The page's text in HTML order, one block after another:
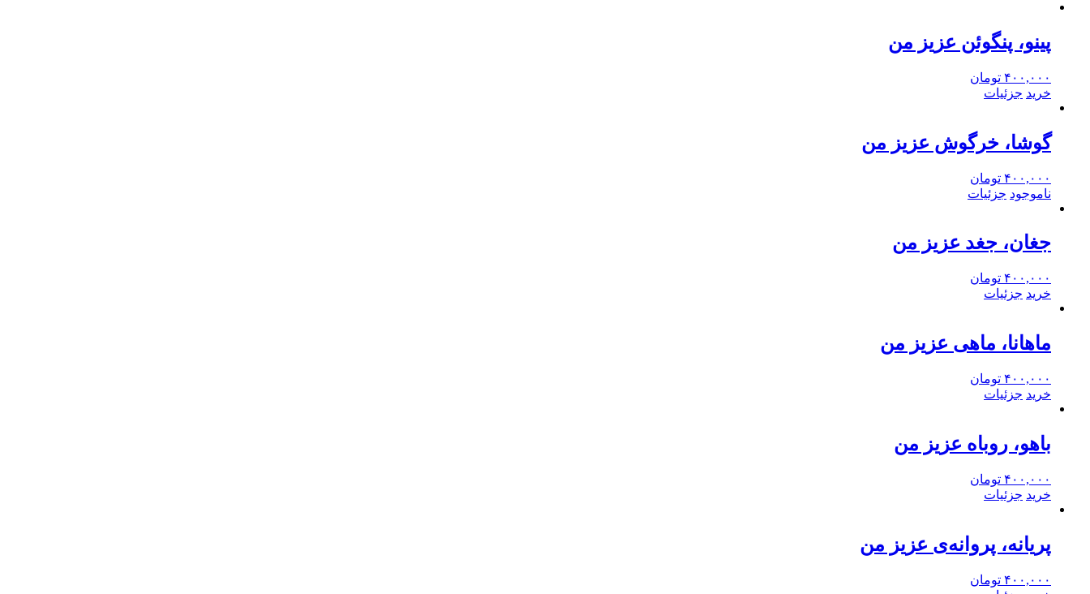
پینو، پنگوئن عزیز من
۴۰۰,۰۰۰ تومان
خرید جزئیات
گوشا، خرگوش عزیز من
۴۰۰,۰۰۰ تومان
ناموجود جزئیات
جغان، جغد عزیز من
۴۰۰,۰۰۰ تومان
خرید جزئیات
ماهانا، ماهی عزیز من
۴۰۰,۰۰۰ تومان
خرید جزئیات
باهو، روباه عزیز من
۴۰۰,۰۰۰ تومان
خرید جزئیات
پریانه، پروانه‌ی عزیز من
۴۰۰,۰۰۰ تومان